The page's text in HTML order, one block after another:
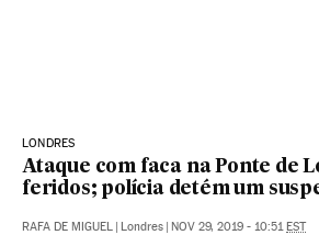
LONDRES
Ataque com faca na Ponte de
feridos; polícia detém um
RAFA DE MIGUEL | Londres | NOV 29, 2019 - 10:51EST